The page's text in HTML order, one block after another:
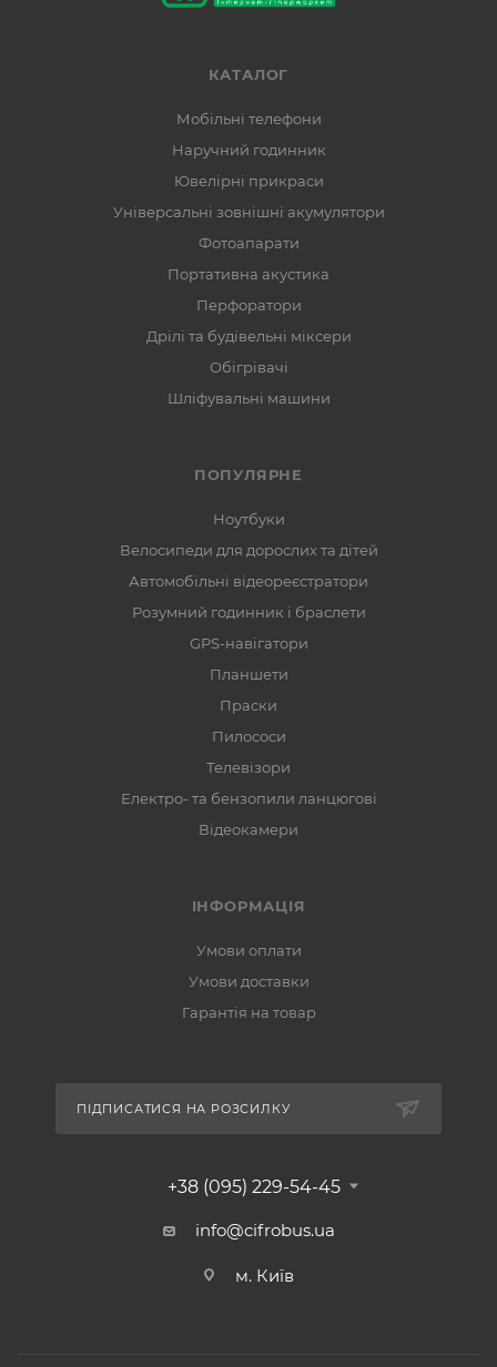
КАТАЛОГ
Мобільні телефони
Наручний годинник
Ювелірні прикраси
Універсальні зовнішні акумулятори
Фотоапарати
Портативна акустика
Перфоратори
Дрілі та будівельні міксери
Обігрівачі
Шліфувальні машини
ПОПУЛЯРНЕ
Ноутбуки
Велосипеди для дорослих та дітей
Автомобільні відеореєстратори
Розумний годинник і браслети
GPS-навігатори
Планшети
Праски
Пилососи
Телевізори
Електро- та бензопили ланцюгові
Відеокамери
ІНФОРМАЦІЯ
Умови оплати
Умови доставки
Гарантія на товар
ПІДПИСАТИСЯ НА РОЗСИЛКУ
+38 (095) 229-54-45
info@cifrobus.ua
м. Київ